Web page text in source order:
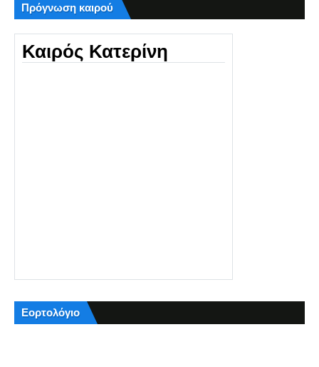
Πρόγνωση καιρού
Καιρός Κατερίνη
Εορτολόγιο